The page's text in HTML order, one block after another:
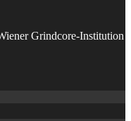
Grindcore-Institution